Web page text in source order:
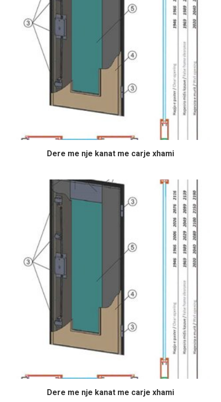
Dere me nje kanat me carje xhami
Dere me nje kanat me carje xhami